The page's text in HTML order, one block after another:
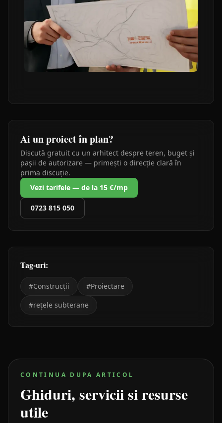
Ai un proiect în plan?
Discută gratuit cu un arhitect despre teren, buget și
pașii de autorizare — primești o direcție clară în
prima discuție.
Vezi tarifele — de la 15 €/mp
0723 815 050
Tag-uri:
#Construcții #Proiectare
#rețele subterane
CONTINUA DUPA ARTICOL
Ghiduri, servicii si resurse
utile